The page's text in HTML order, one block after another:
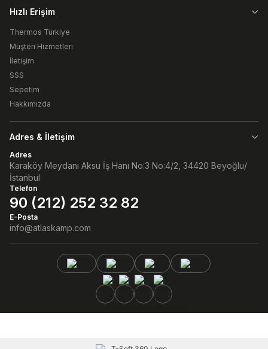
Hızlı Erişim
Thermos Türkiye
Müşteri Hizmetleri
İletişim
SSS
Sepetim
Hakkımızda
Adres & İletişim
Adres
Karaköy Meydanı Aksu İş Hanı No:3 No:4/2, 34420 Beyoğlu/
İstanbul
Telefon
90 (212) 252 32 82
E-Posta
info@atlaskamp.com
FacebookInstagramLinkedinWhatsaap